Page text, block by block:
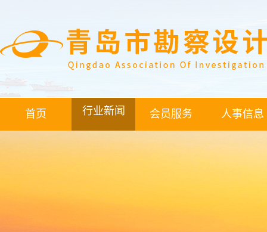
首页 行业新闻 会员服务 人事信息